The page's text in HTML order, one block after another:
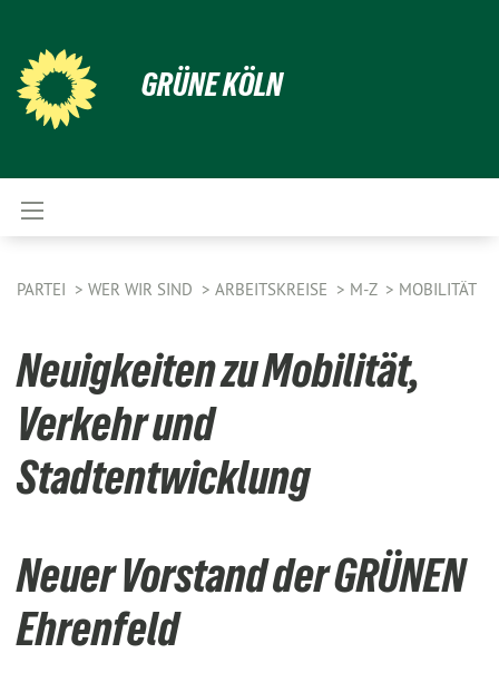
GRÜNE KÖLN
PARTEI WER WIR SIND ARBEITSKREISE M-Z MOBILITÄT
Neuigkeiten zu Mobilität,
Verkehr und
Stadtentwicklung
Neuer Vorstand der GRÜNEN
Ehrenfeld